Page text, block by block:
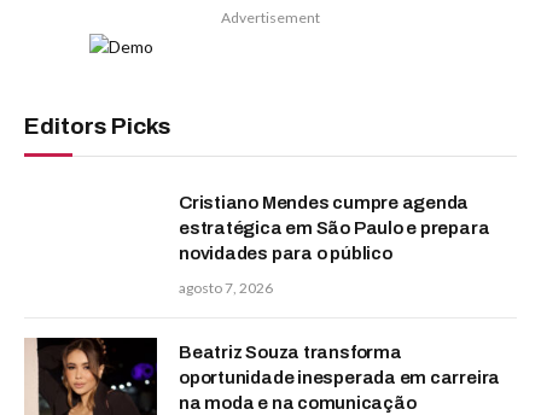
Advertisement
Editors Picks
Cristiano Mendes cumpre agenda
estratégica em São Paulo e prepara
novidades para o público
agosto 7, 2026
Beatriz Souza transforma
oportunidade inesperada em carreira
na moda e na comunicação